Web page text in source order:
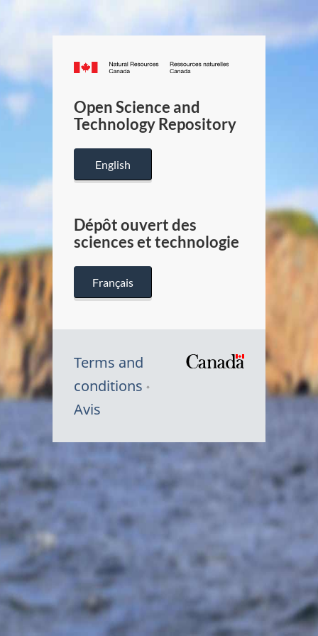
Canada.ca
/
Canada
Open Science and
Technology Repository
English
Dépôt ouvert des
sciences et technologie
Français
Terms and
conditions
Avis
Symbole
Canada